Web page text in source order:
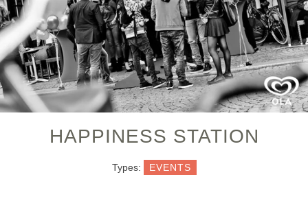
HAPPINESS STATION
Types: EVENTS